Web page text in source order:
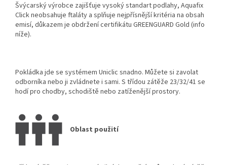
Švýcarský výrobce zajišťuje vysoký standart podlahy, Aquafix
Clickneobsahuje ftaláty a splňuje nejpřísnější kritéria na obsah
emisí, důkazem je obdržení certifikátu GREENGUARD Gold (info
níže).
Pokládka jde se systémem Uniclic snadno. Můžete si zavolat
odborníka nebo ji zvládnete i sami. S třídou zátěže 23/32/41 se
hodí pro chodby, schodiště nebo zatíženější prostory.
Oblast použití